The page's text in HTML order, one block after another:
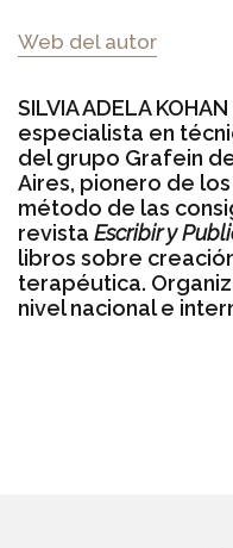
Web del autor
SILVIA ADELA
especialista en
del grupo Grafein
Aires, pionero de
método de las
revista Escribir y
libros sobre
terapéutica.
nivel nacional e